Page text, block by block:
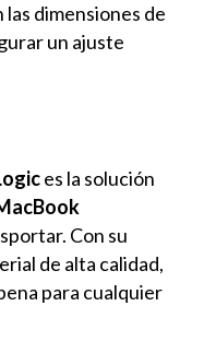
dimensiones de
un ajuste
es la solución
Con su
de alta calidad,
para cualquier